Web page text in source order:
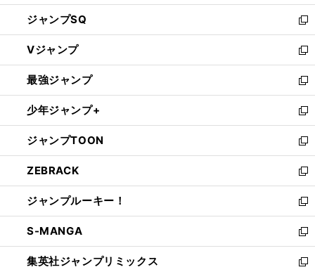
し
い
ウ
ィ
ン
ド
ウ
で
開
く
ジャンプSQ
新
し
い
ウ
ィ
ン
ド
ウ
で
開
く
Vジャンプ
新
し
い
ウ
ィ
ン
ド
ウ
で
開
く
最強ジャンプ
新
し
い
ウ
ィ
ン
ド
ウ
で
開
く
少年ジャンプ+
新
し
い
ウ
ィ
ン
ド
ウ
で
開
く
ジャンプTOON
新
し
い
ウ
ィ
ン
ド
ウ
で
ZEBRACK
新
し
い
ウ
ィ
ン
ド
ジャンプルーキー！
新
し
い
ウ
ィ
S-MANGA
新
し
い
集英社ジャンプリミックス
新